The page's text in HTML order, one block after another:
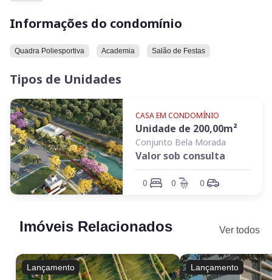
Informações do condomínio
Quadra Poliesportiva Academia Salão de Festas
Tipos de Unidades
CASA EM CONDOMÍNIO
Unidade de 200,00m²
Conjunto Bela Morada
Valor sob consulta
0 0 0
Imóveis Relacionados Ver todos
Lançamento Lançamento